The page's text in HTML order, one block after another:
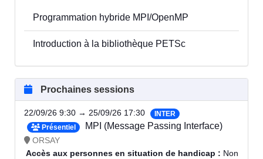
Programmation hybride MPI/OpenMP
Introduction à la bibliothèque PETSc
Prochaines sessions
22/09/26 9:30 → 25/09/26 17:30
INTER
Présentiel
MPI (Message Passing Interface)
ORSAY
Accès aux personnes en situation de handicap : Non